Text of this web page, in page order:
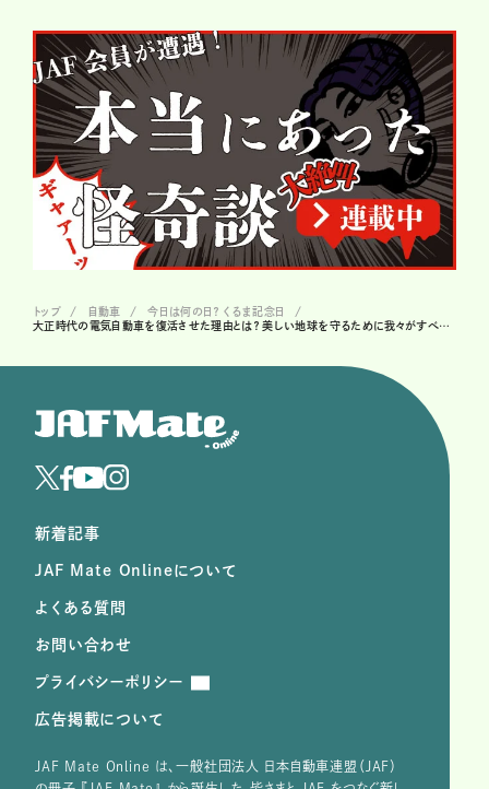
トップ 自動車
今日は何の日？ くるま記念日
大正時代の電気自動車を復活させた理由とは？ 美しい地球を守るために我々がすべきことは…
新着記事
JAF Mate Onlineについて
よくある質問
お問い合わせ
プライバシーポリシー
広告掲載について
JAF Mate Online は、⼀般社団法⼈ ⽇本⾃動⾞連盟（JAF）